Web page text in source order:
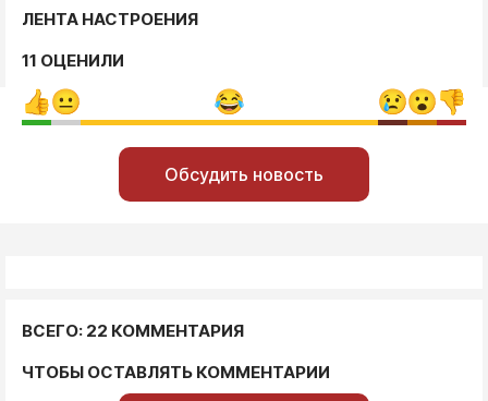
ЛЕНТА НАСТРОЕНИЯ
11 ОЦЕНИЛИ
Обсудить новость
ВСЕГО: 22 КОММЕНТАРИЯ
ЧТОБЫ ОСТАВЛЯТЬ КОММЕНТАРИИ